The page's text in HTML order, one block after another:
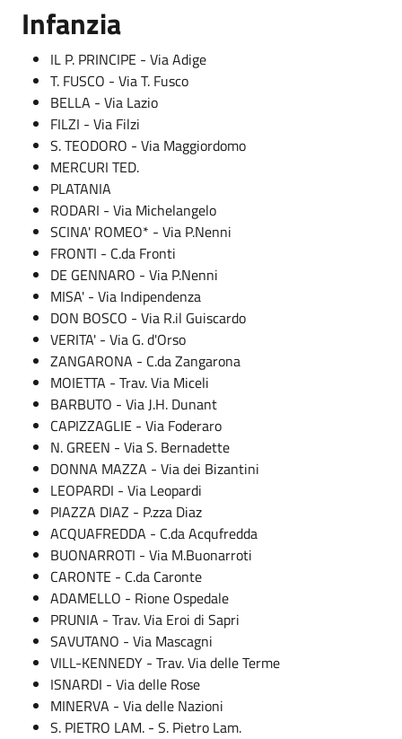
Infanzia
IL P. PRINCIPE - Via Adige
T. FUSCO - Via T. Fusco
BELLA - Via Lazio
FILZI - Via Filzi
S. TEODORO - Via Maggiordomo
MERCURI TED.
PLATANIA
RODARI - Via Michelangelo
SCINA' ROMEO* - Via P.Nenni
FRONTI - C.da Fronti
DE GENNARO - Via P.Nenni
MISA' - Via Indipendenza
DON BOSCO - Via R.il Guiscardo
VERITA' - Via G. d'Orso
ZANGARONA - C.da Zangarona
MOIETTA - Trav. Via Miceli
BARBUTO - Via J.H. Dunant
CAPIZZAGLIE - Via Foderaro
N. GREEN - Via S. Bernadette
DONNA MAZZA - Via dei Bizantini
LEOPARDI - Via Leopardi
PIAZZA DIAZ - P.zza Diaz
ACQUAFREDDA - C.da Acqufredda
BUONARROTI - Via M.Buonarroti
CARONTE - C.da Caronte
ADAMELLO - Rione Ospedale
PRUNIA - Trav. Via Eroi di Sapri
SAVUTANO - Via Mascagni
VILL-KENNEDY - Trav. Via delle Terme
ISNARDI - Via delle Rose
MINERVA - Via delle Nazioni
S. PIETRO LAM. - S. Pietro Lam.